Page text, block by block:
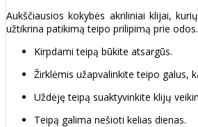
Aukščiausios kokybės akriliniai klijai,
užtikrina patikimą teipo prilipimą prie odos.
Kirpdami teipą būkite atsargūs.
Žirklėmis užapvalinkite teipo galus,
Uždėję teipą suaktyvinkite klijų
Teipą galima nešioti kelias dienas.